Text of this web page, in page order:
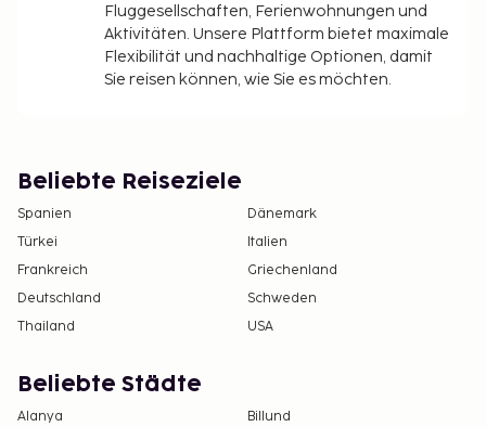
Fluggesellschaften, Ferienwohnungen und
Aktivitäten. Unsere Plattform bietet maximale
Flexibilität und nachhaltige Optionen, damit
Sie reisen können, wie Sie es möchten.
Beliebte Reiseziele
Spanien
Dänemark
Türkei
Italien
Frankreich
Griechenland
Deutschland
Schweden
Thailand
USA
Beliebte Städte
Alanya
Billund